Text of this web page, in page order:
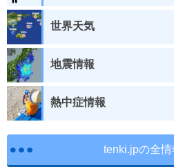
世界天気
地震情報
熱中症情報
tenki.jpの全